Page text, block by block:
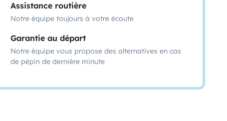
Assistance routière
Notre équipe toujours à votre écoute
Garantie au départ
Notre équipe vous propose des alternatives en cas
de pépin de dernière minute